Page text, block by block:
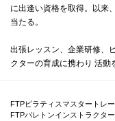
に出逢い資格を取得。以来
当たる。
出張レッスン、企業研修、
クターの育成に携わり 活動
FTPピラティスマスタートレ
FTPバレトンインストラクター